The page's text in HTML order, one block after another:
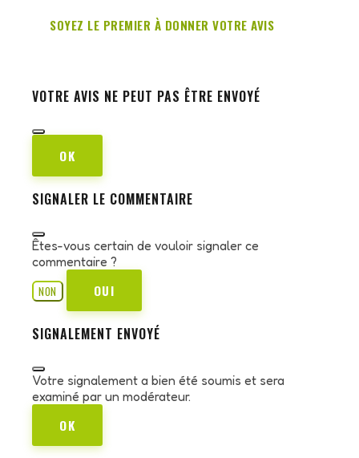
SOYEZ LE PREMIER À DONNER VOTRE AVIS
VOTRE AVIS NE PEUT PAS ÊTRE ENVOYÉ
OK
SIGNALER LE COMMENTAIRE
Êtes-vous certain de vouloir signaler ce
commentaire ?
NON
OUI
SIGNALEMENT ENVOYÉ
Votre signalement a bien été soumis et sera
examiné par un modérateur.
OK